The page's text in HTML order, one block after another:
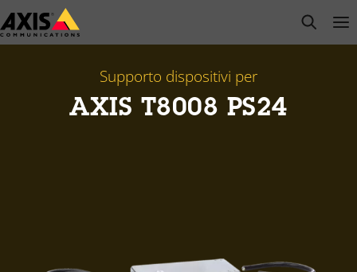
Salta
al
open
Supporto dispositivi per
AXIS T8008 PS24